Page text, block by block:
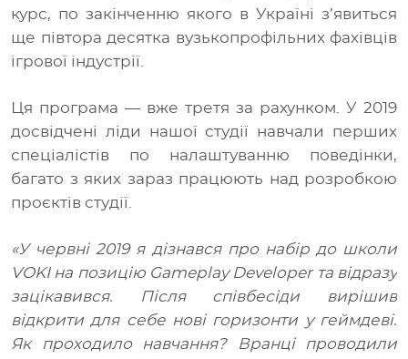
курс, по закінченню якого в Україні з’явиться
ще півтора десятка вузькопрофільних фахівців
ігрової індустрії.
Ця програма — вже третя за рахунком. У 2019
досвідчені ліди нашої студії навчали перших
спеціалістів по налаштуванню поведінки,
багато з яких зараз працюють над розробкою
проєктів студії.
«У червні 2019 я дізнався про набір до школи
VOKI на позицію Gameplay Developer та відразу
зацікавився. Після співбесіди вирішив
відкрити для себе нові горизонти у геймдеві.
Як проходило навчання? Вранці проводили